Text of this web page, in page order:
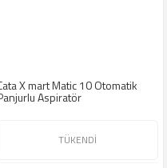
X mart Matic 10 Otomatik
Aspiratör
TÜKENDİ